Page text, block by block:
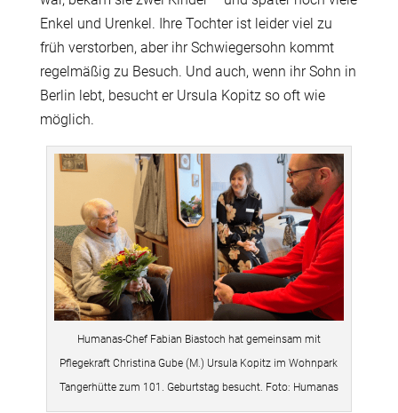
Enkel und Urenkel. Ihre Tochter ist leider viel zu
früh verstorben, aber ihr Schwiegersohn kommt
regelmäßig zu Besuch. Und auch, wenn ihr Sohn in
Berlin lebt, besucht er Ursula Kopitz so oft wie
möglich.
Humanas-Chef Fabian Biastoch hat gemeinsam mit
Pflegekraft Christina Gube (M.) Ursula Kopitz im Wohnpark
Tangerhütte zum 101. Geburtstag besucht. Foto: Humanas